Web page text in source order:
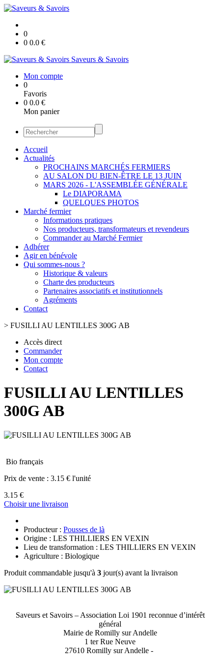
0
0 0.0 €
Saveurs & Savoirs
Mon compte
0
Favoris
0 0.0 €
Mon panier
Accueil
Actualités
PROCHAINS MARCHÉS FERMIERS
AU SALON DU BIEN-ÊTRE LE 13 JUIN
MARS 2026 - L'ASSEMBLÉE GÉNÉRALE
Le DIAPORAMA
QUELQUES PHOTOS
Marché fermier
Informations pratiques
Nos producteurs, transformateurs et revendeurs
Commander au Marché Fermier
Adhérer
Agir en bénévole
Qui sommes-nous ?
Historique & valeurs
Charte des producteurs
Partenaires associatifs et institutionnels
Agréments
Contact
> FUSILLI AU LENTILLES 300G AB
Accès direct
Commander
Mon compte
Contact
FUSILLI AU LENTILLES
300G AB
Bio français
Prix de vente : 3.15 € l'unité
3.15 €
Choisir une livraison
Producteur : Pousses de là
Origine : LES THILLIERS EN VEXIN
Lieu de transformation : LES THILLIERS EN VEXIN
Agriculture : Biologique
Produit commandable jusqu'à 3 jour(s) avant la livraison
Saveurs et Savoirs – Association Loi 1901 reconnue d’intérêt
général
Mairie de Romilly sur Andelle
1 ter Rue Neuve
27610 Romilly sur Andelle -